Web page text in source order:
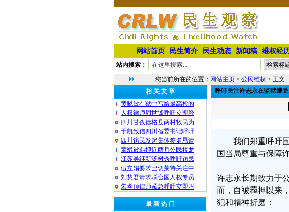
网站首页 民生简介 民生动态 新闻稿 维权经
站内搜索：
您当前所在的位置： 网站主页 > 公民维权 > 正文
相 关 文 章
黄晓敏在狱中写给最高检的
人权律师周世锋呼吁立即释
四川甘孜德格县两村牧民为
于凯致信四川省委书记呼吁
四川访民发起集体签名恳请
童斌被羁押近两月公民接龙
江苏吴继新汤树秀呼吁访民
伍立娟要求巴切莱特关注中
刘慧君请求联合国人权专员
朱孝顶律师紧急呼吁立即叫
最 新 热 门
呼吁关注许志永在监狱遭
我们郑重呼吁
国当局尊重与保障
许志永长期致力于
而，自被羁押以来
犯和精神折磨：